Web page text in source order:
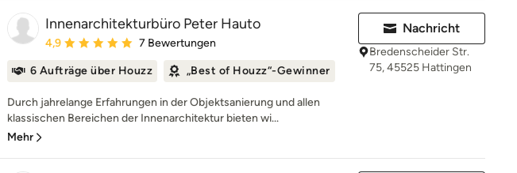
Innenarchitekturbüro Peter Hauto
Durchschnittliche Bewertung: 4.9 von 5 Sternen
4,9 7 Bewertungen
6 Aufträge über Houzz „Best of Houzz“-Gewinner
Durch jahrelange Erfahrungen in der Objektsanierung und allen
klassischen Bereichen der Innenarchitektur bieten wi...
Mehr
Nachricht
Bredenscheider Str.
75, 45525 Hattingen